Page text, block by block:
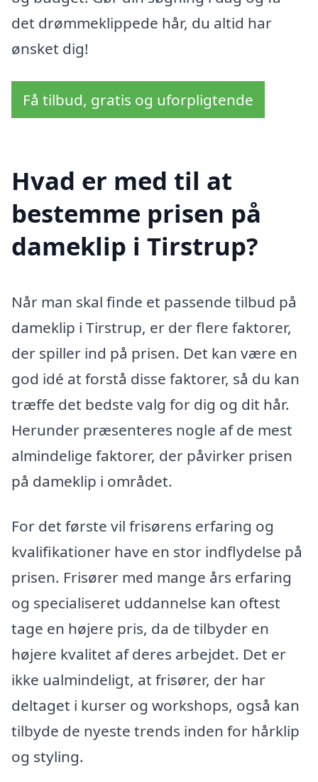
det drømmeklippede hår, du altid har
ønsket dig!
Få tilbud, gratis og uforpligtende
Hvad er med til at
bestemme prisen på
dameklip i Tirstrup?
Når man skal finde et passende tilbud på
dameklip i Tirstrup, er der flere faktorer,
der spiller ind på prisen. Det kan være en
god idé at forstå disse faktorer, så du kan
træffe det bedste valg for dig og dit hår.
Herunder præsenteres nogle af de mest
almindelige faktorer, der påvirker prisen
på dameklip i området.
For det første vil frisørens erfaring og
kvalifikationer have en stor indflydelse på
prisen. Frisører med mange års erfaring
og specialiseret uddannelse kan oftest
tage en højere pris, da de tilbyder en
højere kvalitet af deres arbejdet. Det er
ikke ualmindeligt, at frisører, der har
deltaget i kurser og workshops, også kan
tilbyde de nyeste trends inden for hårklip
og styling.